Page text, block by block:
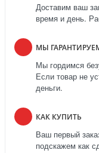
Доставим ваш
время и день.
МЫ
Мы гордимся
Если товар не
деньги.
КАК КУПИТЬ
Ваш первый
подскажем как